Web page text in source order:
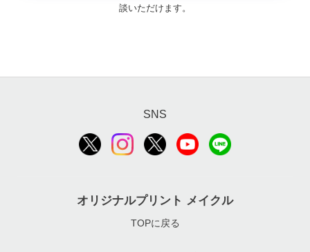
談いただけます。
SNS
オリジナルプリント メイクル
TOPに戻る